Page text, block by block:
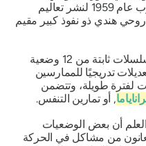
الذي أُرسل إلى الغرب عام 1959 لنشر تعاليم
هندي ذو نفوذ كبير مقيم
تُدرَّس في الحصة تسلسلات ثابتة من 12 وضعية
تدريجيًا للممارسين
لفترة طويلة، وتتضمن
,أو تمارين التنفس.
أن بعض الوضعيات
من مشاكل في الحركة